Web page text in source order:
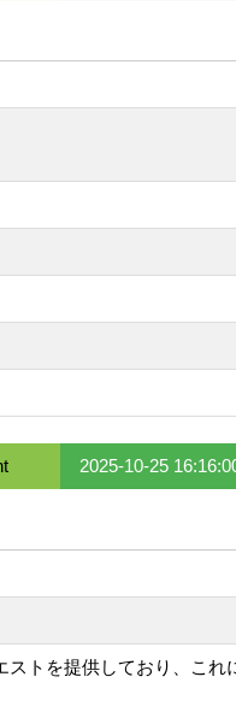
2025-10-25
トを提供しており、これ